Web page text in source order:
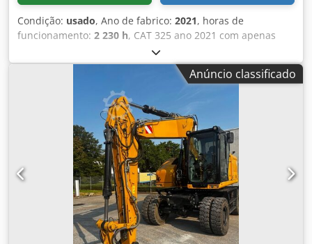
Condição: usado, Ano de fabrico: 2021, horas de
funcionamento: 2 230 h, CAT 325 ano 2021 com apenas
2230 horas de operação Em excelente estado Dsdpfx Aszg
S Abefaokr Peso operacional aprox. 28.500 kg Motor Cat
C4.4 turbodiesel, potência do motor 128,5 kW (172 cv)
Cilindrada 4,4 litros, norma de emissões EU Stage V,
tanque de combustível aprox. 313 litros Sistema hidráulico
aprox. 230 litros Profundidade máxima de escavação 6,70
m máx. Ar-condicionado Certificação CE
Anúncio classificado